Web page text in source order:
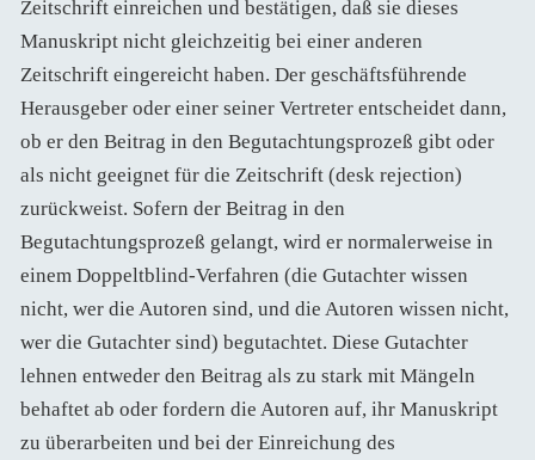
Zeitschrift einreichen und bestätigen, daß sie dieses
Manuskript nicht gleichzeitig bei einer anderen
Zeitschrift eingereicht haben. Der geschäftsführende
Herausgeber oder einer seiner Vertreter entscheidet dann,
ob er den Beitrag in den Begutachtungsprozeß gibt oder
als nicht geeignet für die Zeitschrift (desk rejection)
zurückweist. Sofern der Beitrag in den
Begutachtungsprozeß gelangt, wird er normalerweise in
einem Doppeltblind-Verfahren (die Gutachter wissen
nicht, wer die Autoren sind, und die Autoren wissen nicht,
wer die Gutachter sind) begutachtet. Diese Gutachter
lehnen entweder den Beitrag als zu stark mit Mängeln
behaftet ab oder fordern die Autoren auf, ihr Manuskript
zu überarbeiten und bei der Einreichung des